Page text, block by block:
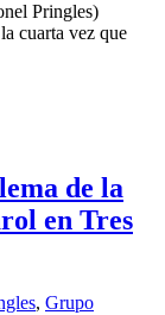
Pringles)
cuarta vez que
de la
en Tres
, Grupo